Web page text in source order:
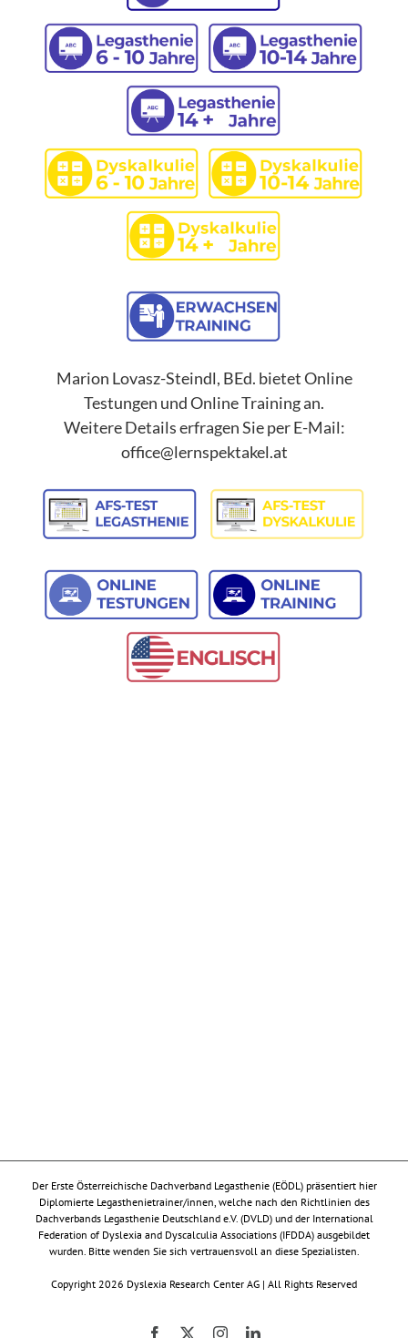
Marion Lovasz-Steindl, BEd. bietet Online
Testungen und Online Training an.
Weitere Details erfragen Sie per E-Mail:
office@lernspektakel.at
Der Erste Österreichische Dachverband Legasthenie (EÖDL) präsentiert hier
Diplomierte Legasthenietrainer/innen, welche nach den Richtlinien des
Dachverbands Legasthenie Deutschland e.V. (DVLD) und der International
Federation of Dyslexia and Dyscalculia Associations (IFDDA) ausgebildet
wurden. Bitte wenden Sie sich vertrauensvoll an diese Spezialisten.
Copyright 2026 Dyslexia Research Center AG | All Rights Reserved
Facebook InstagramLinkedIn